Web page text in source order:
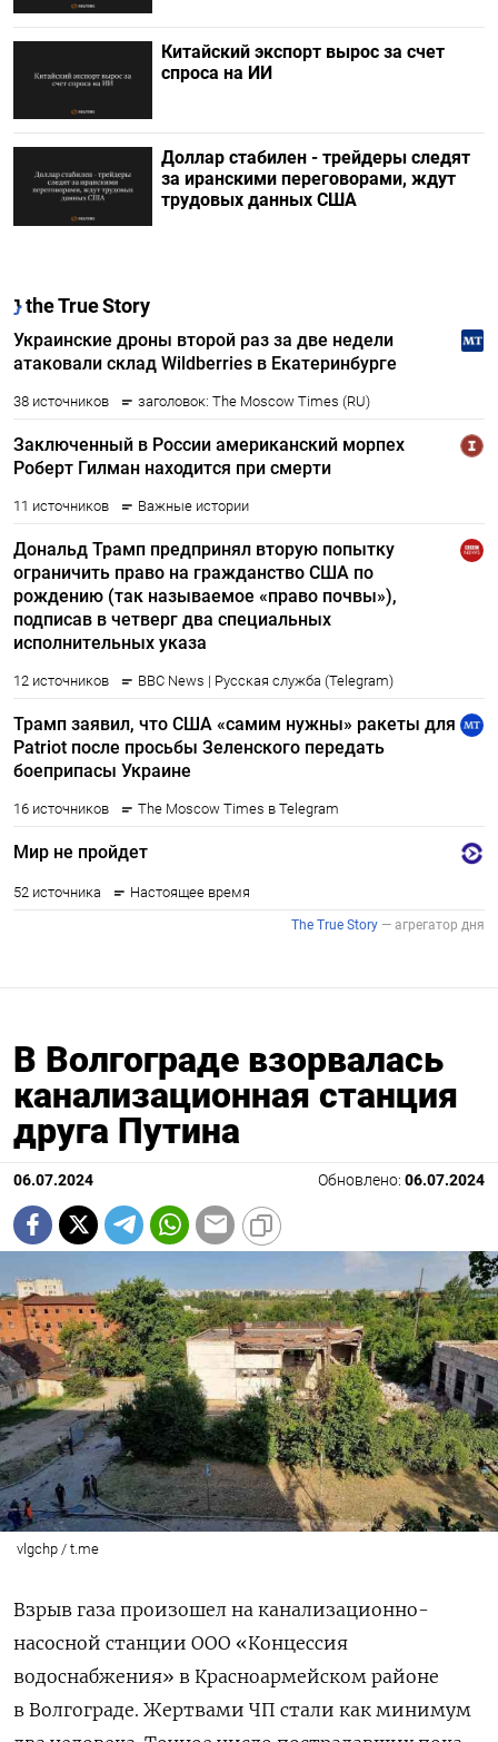
Китайский экспорт вырос за счет
спроса на ИИ
Доллар стабилен - трейдеры следят
за иранскими переговорами, ждут
трудовых данных США
В Волгограде взорвалась
канализационная станция
друга Путина
06.07.2024 Обновлено: 06.07.2024
vlgchp / t.me
Взрыв газа произошел на канализационно-
насосной станции ООО «Концессия
водоснабжения» в Красноармейском районе
в Волгограде. Жертвами ЧП стали как минимум